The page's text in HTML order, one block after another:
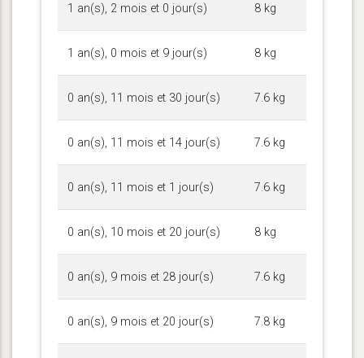
1 an(s), 2 mois et 0 jour(s) 8 kg
1 an(s), 0 mois et 9 jour(s) 8 kg
0 an(s), 11 mois et 30 jour(s) 7.6 kg
0 an(s), 11 mois et 14 jour(s) 7.6 kg
0 an(s), 11 mois et 1 jour(s) 7.6 kg
0 an(s), 10 mois et 20 jour(s) 8 kg
0 an(s), 9 mois et 28 jour(s) 7.6 kg
0 an(s), 9 mois et 20 jour(s) 7.8 kg